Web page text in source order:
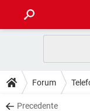
INTRATTENIMENTO
iOS
GUIDE
COVID-19
DOWNLOAD
Forum
Precedente